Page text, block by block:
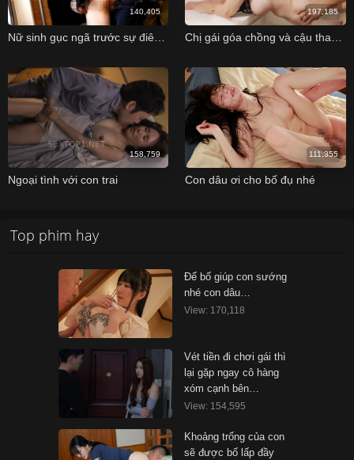
Nữ sinh gục ngã trước sự điêu luyện của gã biến thái trên chuyến tàu điện
140,405
Chị gái góa chồng và cậu thanh niên may mắn khoai to
197,185
Ngoại tình với con trai
158,759
Con dâu ơi cho bố đụ nhé
111,355
Top phim hay
Để bố giúp con sướng
nhé con dâu…
View: 170,118
Vét tiền đi chơi gái thì
lại gặp ngay cô hàng
xóm cạnh bên…
View: 154,595
Khoảng trống của con
sẽ được bố lấp đầy